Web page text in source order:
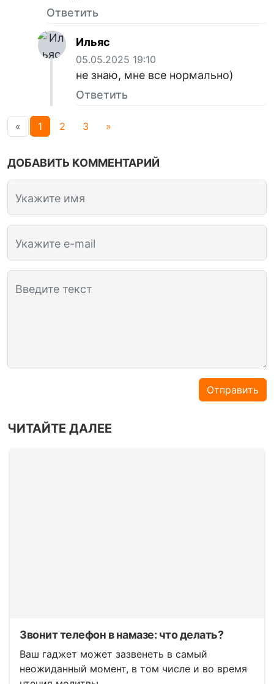
Ответить
Ильяс
05.05.2025 19:10
не знаю, мне все нормально)
Ответить
« 1 2 3 »
ДОБАВИТЬ КОММЕНТАРИЙ
Укажите имя
Укажите e-mail
Введите текст
Отправить
ЧИТАЙТЕ ДАЛЕЕ
Звонит телефон в намазе: что делать?
Ваш гаджет может зазвенеть в самый
неожиданный момент, в том числе и во время